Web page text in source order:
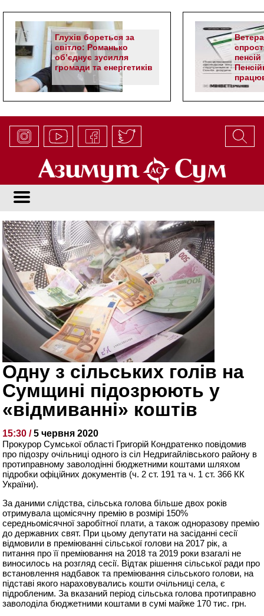
Глухів бореться за
світло: Романько
об’єднує зусилля
громади та енергетиків
Одну з сільських голів на
Сумщині підозрюють у
«відмиванні» коштів
15:30 /5 червня 2020
Прокурор Сумської області Григорій Кондратенко повідомив
про підозру очільниці одного із сіл Недригайлівського району в
протиправному заволодінні бюджетними коштами шляхом
підробки офіційних документів (ч. 2 ст. 191 та ч. 1 ст. 366 КК
України).
За даними слідства, сільська голова більше двох років
отримувала щомісячну премію в розмірі 150%
середньомісячної заробітної плати, а також одноразову премію
до державних свят. При цьому депутати на засіданні сесії
відмовили в преміюванні сільської голови на 2017 рік, а
питання про її преміювання на 2018 та 2019 роки взагалі не
виносилось на розгляд сесії. Відтак рішення сільської ради про
встановлення надбавок та преміювання сільського голови, на
підставі якого нараховувались кошти очільниці села, є
підробленим. За вказаний період сільська голова протиправно
заволоділа бюджетними коштами в сумі майже 170 тис. грн.